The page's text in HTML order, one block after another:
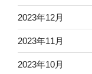
2023年12月
2023年11月
2023年10月